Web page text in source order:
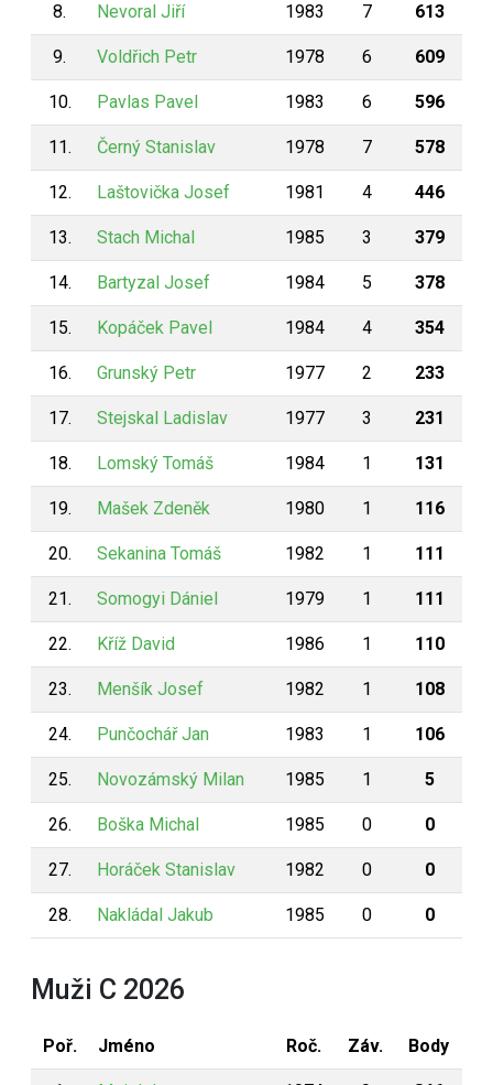
8. Nevoral Jiří 1983 7 613
9. Voldřich Petr 1978 6 609
10. Pavlas Pavel 1983 6 596
11. Černý Stanislav 1978 7 578
12. Laštovička Josef 1981 4 446
13. Stach Michal 1985 3 379
14. Bartyzal Josef 1984 5 378
15. Kopáček Pavel 1984 4 354
16. Grunský Petr 1977 2 233
17. Stejskal Ladislav 1977 3 231
18. Lomský Tomáš 1984 1 131
19. Mašek Zdeněk 1980 1 116
20. Sekanina Tomáš 1982 1 111
21. Somogyi Dániel 1979 1 111
22. Kříž David 1986 1 110
23. Menšík Josef 1982 1 108
24. Punčochář Jan 1983 1 106
25. Novozámský Milan 1985 1 5
26. Boška Michal 1985 0 0
27. Horáček Stanislav 1982 0 0
28. Nakládal Jakub 1985 0 0
Muži C 2026
Poř. Jméno Roč. Záv. Body